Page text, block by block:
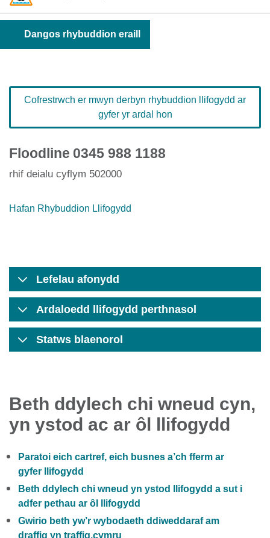
Dangos rhybuddion eraill
Cofrestrwch er mwyn derbyn rhybuddion llifogydd ar
gyfer yr ardal hon
Floodline 0345 988 1188
rhif deialu cyflym 502000
Hafan Rhybuddion Llifogydd
Lefelau afonydd
Ardaloedd llifogydd perthnasol
Statws blaenorol
Beth ddylech chi wneud cyn,
yn ystod ac ar ôl llifogydd
Paratoi eich cartref, eich busnes a’ch fferm ar
gyfer llifogydd
Beth ddylech chi wneud yn ystod llifogydd a sut i
adfer pethau ar ôl llifogydd
Gwirio beth yw’r wybodaeth ddiweddaraf am
draffig yn traffig.cymru